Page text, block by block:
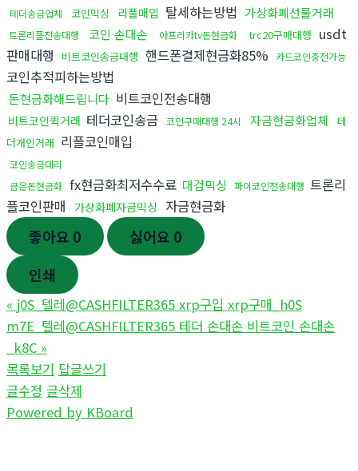
테더송금업체 코인믹싱 리플매입 탈세하는방법 가상화폐선물거래
트론리플전송대행 코인 손대손 아프리카tv돈현금화 trc20구매대행 usdt
판매대행
비트코인송금대행 핸드폰결제현금화85% 카드코인충전가능
코인추적피하는방법
돈현금화해드립니다 비트코인전송대행
비트코인퀵거래 테더코인송금 코인구매대행 24시 자금현금화업체
테
더개인거래 리플코인매입
코인송금대리
금은돈현금화 fx현금화최저수수료 대검믹싱 파이코인전송대행 트론리
플코인판매
가상화폐자금믹싱 자금현금화
좋아요 0 싫어요 0
인쇄
« j0S_텔레@CASHFILTER365 xrp구입 xrp구매_h0S
m7E_텔레@CASHFILTER365 테더 손대손 비트코인 손대손
_k8C »
목록보기 답글쓰기
글수정 글삭제
Powered by KBoard